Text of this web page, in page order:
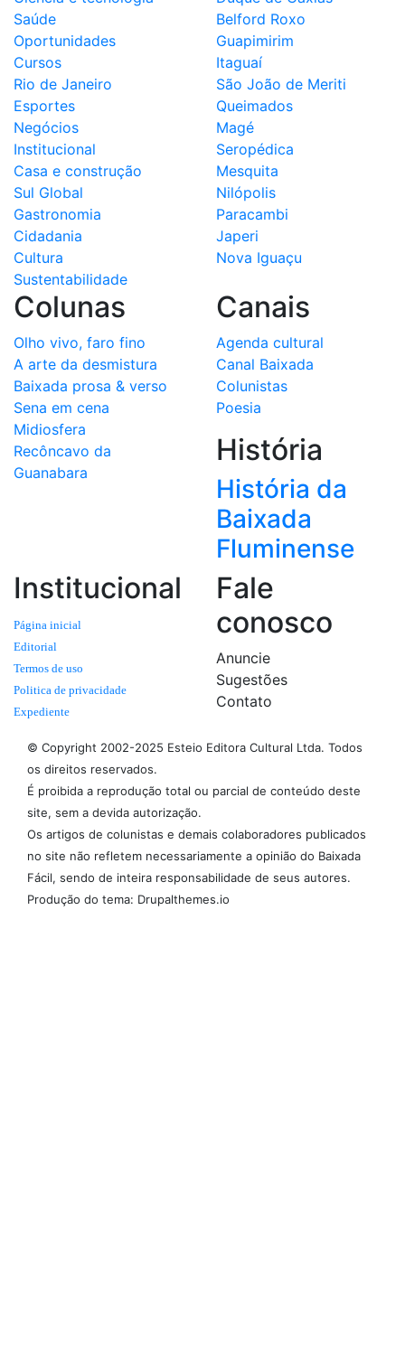
Saúde
Oportunidades
Cursos
Rio de Janeiro
Esportes
Negócios
Institucional
Casa e construção
Sul Global
Gastronomia
Cidadania
Cultura
Sustentabilidade
Belford Roxo
Guapimirim
Itaguaí
São João de Meriti
Queimados
Magé
Seropédica
Mesquita
Nilópolis
Paracambi
Japeri
Nova Iguaçu
Colunas
Olho vivo, faro fino
A arte da desmistura
Baixada prosa & verso
Sena em cena
Midiosfera
Recôncavo da
Guanabara
Canais
Agenda cultural
Canal Baixada
Colunistas
Poesia
História
História da
Baixada
Fluminense
Institucional
Página inicial
Editorial
Termos de uso
Politica de privacidade
Expediente
Fale
conosco
Anuncie
Sugestões
Contato
© Copyright 2002-2025 Esteio Editora Cultural Ltda. Todos
os direitos reservados.
É proibida a reprodução total ou parcial de conteúdo deste
site, sem a devida autorização.
Os artigos de colunistas e demais colaboradores publicados
no site não refletem necessariamente a opinião do Baixada
Fácil, sendo de inteira responsabilidade de seus autores.
Produção do tema: Drupalthemes.io